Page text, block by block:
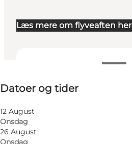
Læs mere om flyveaften her
Datoer og tider
12 August
Onsdag
26 August
Onsdag
Besøg hjemmeside